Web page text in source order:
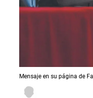
Mensaje en su página de